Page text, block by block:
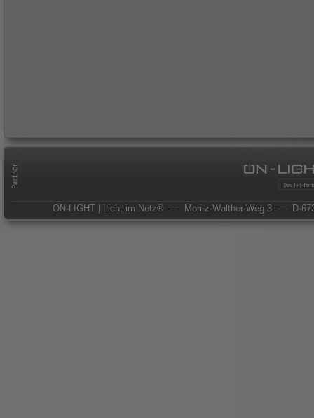
ON-LIGHT | Licht im Netz® — Moritz-Walther-Weg 3 — D-